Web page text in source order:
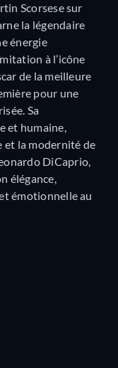
Scorsese sur
la légendaire
énergie
à l’icône
de la meilleure
pour une
Sa
et humaine,
et la modernité de
DiCaprio,
élégance,
émotionnelle au